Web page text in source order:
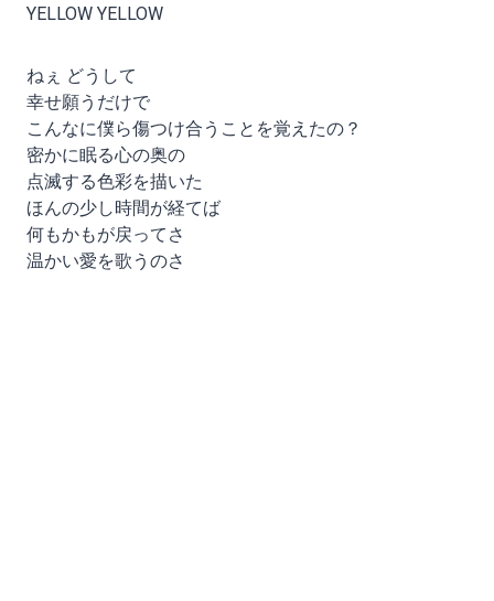
YELLOW YELLOW
ねぇ どうして
幸せ願うだけで
こんなに僕ら傷つけ合うことを覚えたの？
密かに眠る心の奥の
点滅する色彩を描いた
ほんの少し時間が経てば
何もかもが戻ってさ
温かい愛を歌うのさ